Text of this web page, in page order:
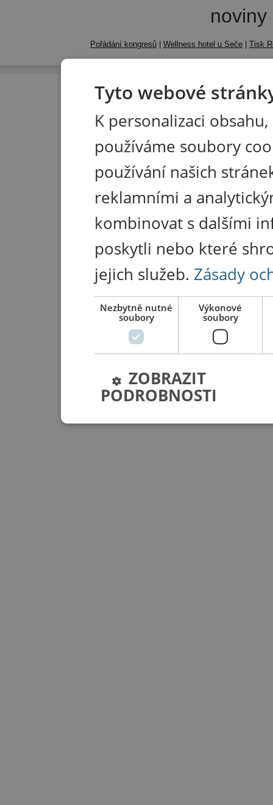
Pořádání kongresů Wellness hotel u Seče Tisk
Tyto webové
K personalizaci
používáme soubory
používání našich
reklamními a
kombinovat s dalšími
poskytli nebo které
jejich služeb. Zásady
Nezbytně nutné
soubory
Výkonové
soubory
ZOBRAZIT
PODROBNOSTI